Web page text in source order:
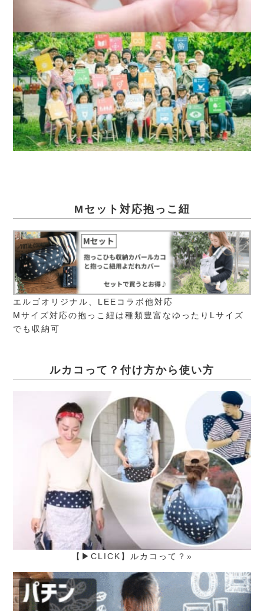
Mセット対応抱っこ紐
エルゴオリジナル、LEEコラボ他対応
Mサイズ対応の抱っこ紐は種類豊富なゆったりLサイズ
でも収納可
ルカコって？付け方から使い方
【▶CLICK】ルカコって？»